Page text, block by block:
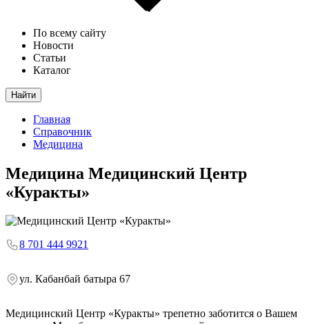
По всему сайту
Новости
Статьи
Каталог
Найти
Главная
Справочник
Медицина
Медицина Медицинский Центр
«Куракты»
8 701 444 9921
ул. Кабанбай батыра 67
Медицинский Центр «Куракты» трепетно заботится о Вашем